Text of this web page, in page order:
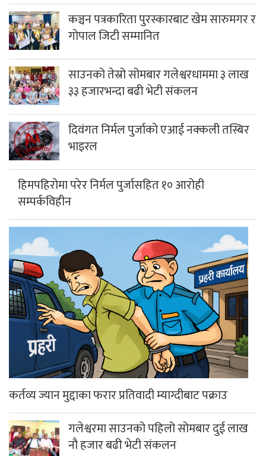
कञ्चन पत्रकारिता पुरस्कारबाट खेम सारुमगर र
गोपाल जिटी सम्मानित
साउनको तेस्रो सोमबार गलेश्वरधाममा ३ लाख
३३ हजारभन्दा बढी भेटी संकलन
दिवंगत निर्मल पुर्जाको एआई नक्कली तस्बिर
भाइरल
हिमपहिरोमा परेर निर्मल पुर्जासहित १० आरोही
सम्पर्कविहीन
कर्तव्य ज्यान मुद्दाका फरार प्रतिवादी म्याग्दीबाट पक्राउ
गलेश्वरमा साउनको पहिलो सोमबार दुई लाख
नौ हजार बढी भेटी संकलन